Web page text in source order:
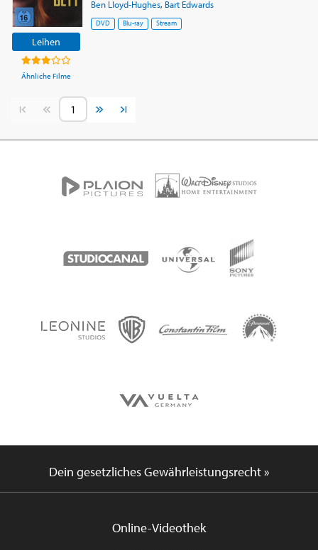
Leihen
Ähnliche Filme
Ben Lloyd-Hughes, Bart Edwards
DVD Blu-ray Stream
Vorherige SeiteNächste Seite
Dein gesetzliches Gewährleistungsrecht »
Online-Videothek